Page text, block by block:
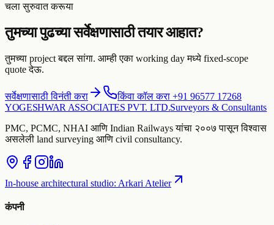
चला सुरुवात करूया
तुमच्या पुढच्या सर्वेक्षणासाठी तयार आहात?
तुमच्या project बद्दल सांगा. आम्ही एका working day मध्ये fixed-scope
quote देऊ.
सर्वेक्षणासाठी विनंती करा
किंवा कॉल करा +91 96577 17268
YOGESHWAR ASSOCIATES PVT. LTD.Surveyors & Consultants
PMC, PCMC, NHAI आणि Indian Railways यांचा २००७ पासून विश्वास
असलेली land surveying आणि civil consultancy.
In-house architectural studio: Arkari Atelier
कंपनी